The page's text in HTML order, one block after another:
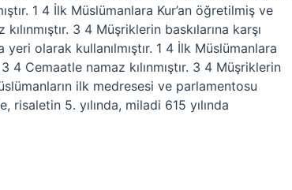
1 4 İlk Müslümanlara Kur’an öğretilmiş ve
3 4 Müşriklerin baskılarına karşı
yeri olarak kullanılmıştır. 1 4 İlk Müslümanlara
Cemaatle namaz kılınmıştır. 3 4 Müşriklerin
ilk medresesi ve parlamentosu
5. yılında, miladi 615 yılında